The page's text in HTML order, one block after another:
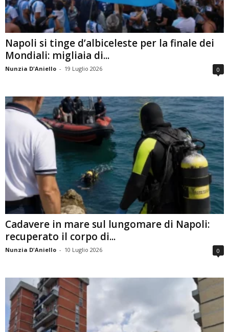
Napoli si tinge d’albiceleste per la finale dei
Mondiali: migliaia di...
Nunzia D'Aniello - 19 Luglio 2026 0
Cadavere in mare sul lungomare di Napoli:
recuperato il corpo di...
Nunzia D'Aniello - 10 Luglio 2026 0